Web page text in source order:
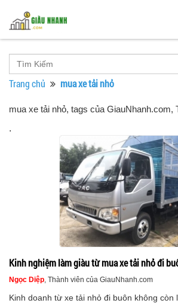
Trang chủ mua xe tải nhỏ
mua xe tải nhỏ, tags của GiauNhanh.com,
.
Kinh nghiệm làm giàu từ mua xe tải nhỏ đi
Ngọc Diệp, Thành viên của GiauNhanh.com
Kinh doanh từ xe tải nhỏ đi buôn không còn